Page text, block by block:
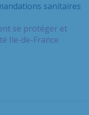
sanitaires
se protéger et
Ile-de-France